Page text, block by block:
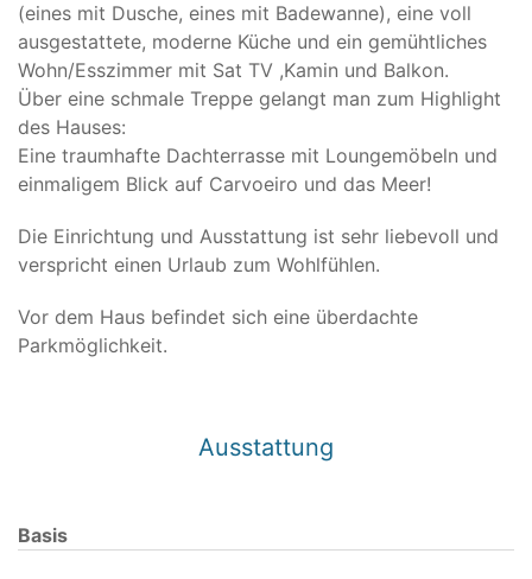
(eines mit Dusche, eines mit Badewanne), eine voll
ausgestattete, moderne Küche und ein gemühtliches
Wohn/Esszimmer mit Sat TV ,Kamin und Balkon.
Über eine schmale Treppe gelangt man zum Highlight
des Hauses:
Eine traumhafte Dachterrasse mit Loungemöbeln und
einmaligem Blick auf Carvoeiro und das Meer!
Die Einrichtung und Ausstattung ist sehr liebevoll und
verspricht einen Urlaub zum Wohlfühlen.
Vor dem Haus befindet sich eine überdachte
Parkmöglichkeit.
Ausstattung
Basis